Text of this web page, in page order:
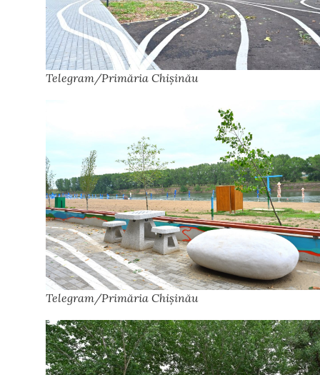
Telegram/Primăria Chișinău
Telegram/Primăria Chișinău